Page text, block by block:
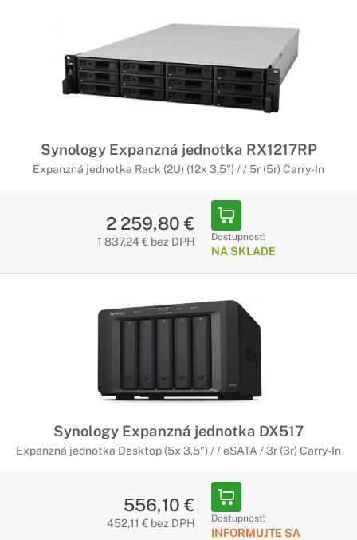
Synology Expanzná jednotka RX1217RP
Expanzná jednotka Rack (2U) (12x 3,5") / / 5r (5r) Carry-In
2 259,80 €
1 837,24 € bez DPH Dostupnosť:
NA SKLADE
Synology Expanzná jednotka DX517
Expanzná jednotka Desktop (5x 3,5") / / eSATA / 3r (3r) Carry-In
556,10 €
452,11 € bez DPH Dostupnosť:
INFORMUJTE SA